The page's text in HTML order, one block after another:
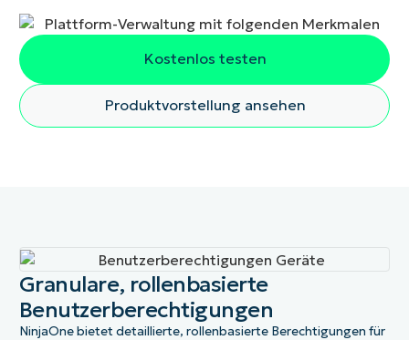
Kostenlos testen
Produktvorstellung ansehen
Granulare, rollenbasierte
Benutzerberechtigungen
NinjaOne bietet detaillierte, rollenbasierte Berechtigungen für